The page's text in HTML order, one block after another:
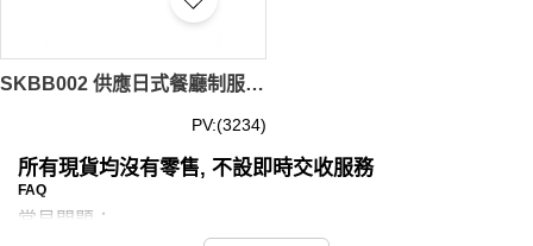
SKBB002 供應日式餐廳制服 侍應服 上衣 日式 餐廳制服專門店
PV:(3234)
所有現貨均沒有零售, 不設即時交收服務
FAQ
常見問題：